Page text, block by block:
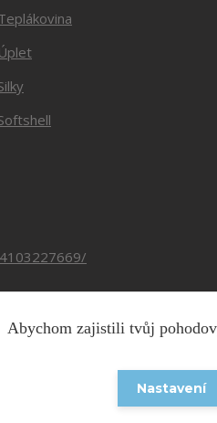
Úplet
Copyright ©
Vytvořeno na
Abychom zajistili tvůj
Nastavení